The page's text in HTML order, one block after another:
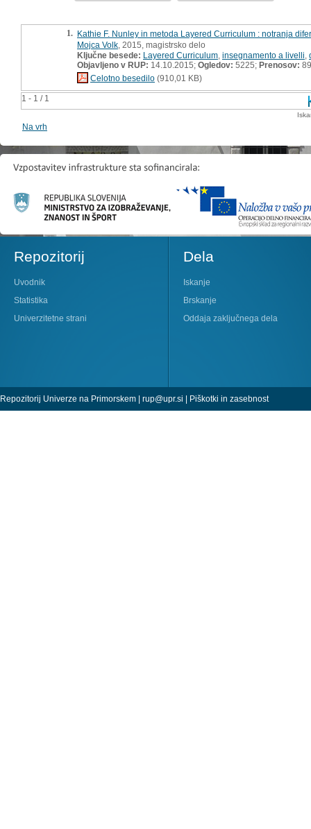
1 - 1 / 1
1. Kathie F. Nunley in metoda Layered Curriculum : notranja
Mojca Volk , 2015, magistrsko delo
Ključne besede: Layered Curriculum insegnamento a livelli
Objavljeno v RUP: 14.10.2015; Ogledov: 5225; Prenosov: 89
Celotno besedilo (910,01 KB)
Na vrh
Repozitorij
Uvodnik
Statistika
Univerzitetne strani
Dela
Iskanje
Brskanje
Oddaja zaključnega dela
Repozitorij Univerze na Primorskem | rup@upr.si | Piškotki in zasebnost